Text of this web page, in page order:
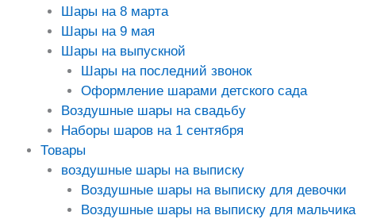
Шары на 8 марта
Шары на 9 мая
Шары на выпускной
Шары на последний звонок
Оформление шарами детского сада
Воздушные шары на свадьбу
Наборы шаров на 1 сентября
Товары
воздушные шары на выписку
Воздушные шары на выписку для девочки
Воздушные шары на выписку для мальчика